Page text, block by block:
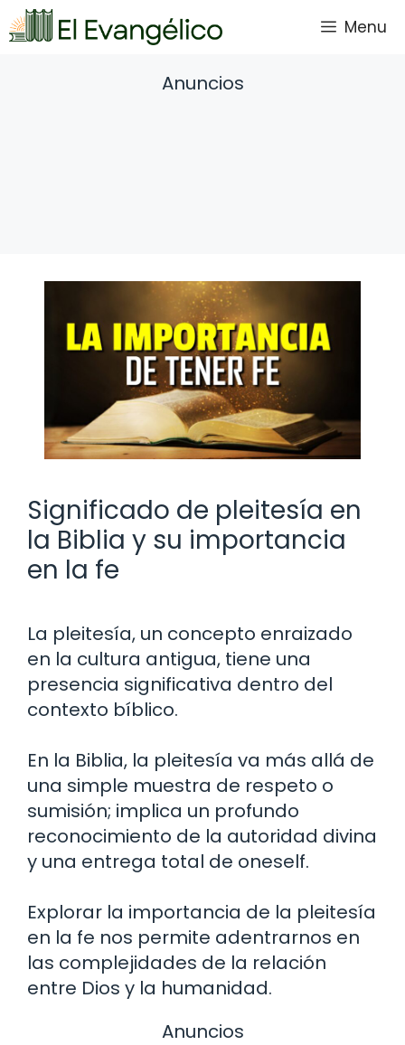
Saltar
al
Menu
Anuncios
Significado de pleitesía en
la Biblia y su importancia
en la fe
La pleitesía, un concepto enraizado
en la cultura antigua, tiene una
presencia significativa dentro del
contexto bíblico.
En la Biblia, la pleitesía va más allá de
una simple muestra de respeto o
sumisión; implica un profundo
reconocimiento de la autoridad divina
y una entrega total de oneself.
Explorar la importancia de la pleitesía
en la fe nos permite adentrarnos en
las complejidades de la relación
entre Dios y la humanidad.
Anuncios